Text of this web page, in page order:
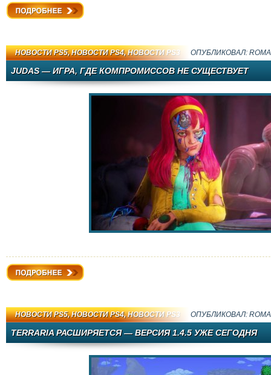
НОВОСТИ PS5,НОВОСТИ PS4,НОВОСТИ PS3 ОПУБЛИКОВАЛ:
JUDAS — ИГРА, ГДЕ КОМПРОМИССОВ НЕ СУЩЕСТВУЕТ
НОВОСТИ PS5,НОВОСТИ PS4,НОВОСТИ PS3 ОПУБЛИКОВАЛ:
TERRARIA РАСШИРЯЕТСЯ — ВЕРСИЯ 1.4.5 УЖЕ СЕГОДНЯ